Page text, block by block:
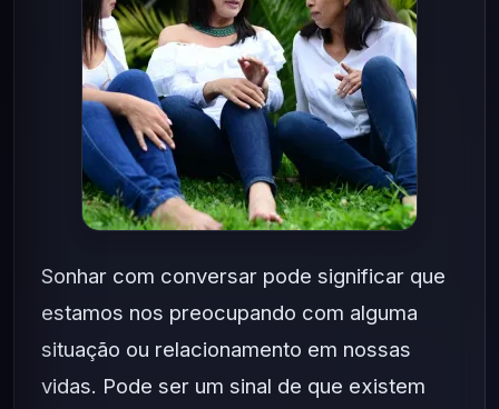
Sonhar com conversar pode significar que
estamos nos preocupando com alguma
situação ou relacionamento em nossas
vidas. Pode ser um sinal de que existem